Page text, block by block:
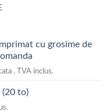
800,00 lei
4.300,00 lei
cu grosime de
lei
. TVA inclus.
(20 to)